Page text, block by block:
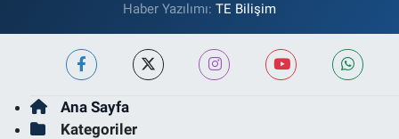
Haber Yazılımı: TE Bilişim
Ana Sayfa
Kategoriler